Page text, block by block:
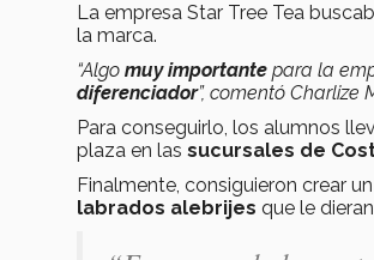
La empresa Star Tree Tea
la marca.
“Algo muy importante para la
diferenciador”, comentó Charlize
Para conseguirlo, los alumnos
plaza en las sucursales de
Finalmente, consiguieron crear
labrados alebrijes que le